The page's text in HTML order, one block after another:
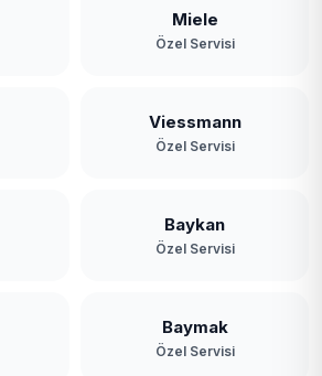
Miele
Özel Servisi
Viessmann
Özel Servisi
Baykan
Özel Servisi
Baymak
Özel Servisi